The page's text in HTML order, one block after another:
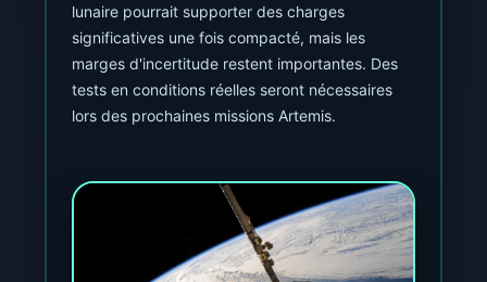
lunaire pourrait supporter des charges
significatives une fois compacté, mais les
marges d'incertitude restent importantes. Des
tests en conditions réelles seront nécessaires
lors des prochaines missions Artemis.